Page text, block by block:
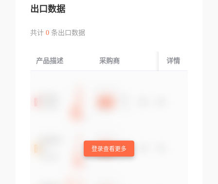
出口数据
共计 0条出口数据
产品描述 采购商 起运国/地区
详情
登录查看更多